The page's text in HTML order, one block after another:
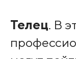
Телец. В